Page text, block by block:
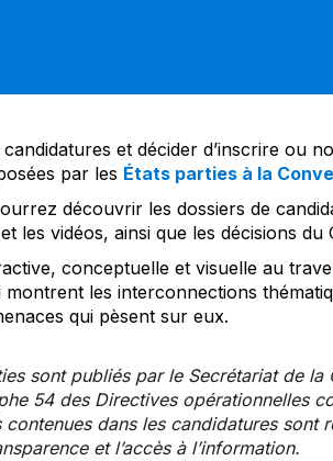
et décider d’inscrire ou
par les États parties à la
découvrir les dossiers de
les vidéos, ainsi que les décisions du
conceptuelle et visuelle au
montrent les interconnections
qui pèsent sur eux.
sont publiés par le Secrétariat de la
54 des Directives opérationnelles
dans les candidatures sont
et l’accès à l’information.